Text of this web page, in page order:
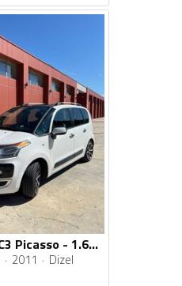
Citroen - C3 Picasso - 1.6 HDI
2011 Dizel